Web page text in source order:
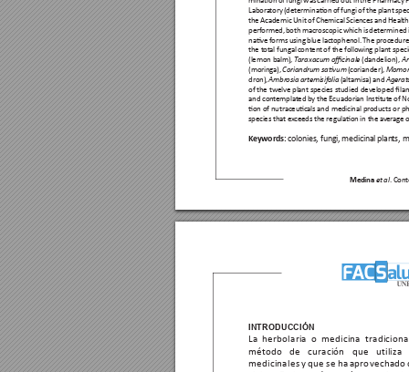
Medina et al.
Laboratory (determinaon of fungi of the plant
the Academic Unit of Chemical Sciences and
performed, both macroscopic which is determined
nave forms using blue lactophenol. The
the total fungal content of the following plant
(lemon balm), Taraxacum ocinale (dandelion),
(moringa), Coriandrum savum (coriander),
dron), Ambrosia artemisifolia (altamisa) and
of the twelve plant species studied developed
and contemplated by the Ecuadorian Instute of
on of nutraceucals and medicinal products or
species that exceeds the regulaon in the average
Keywords: colonies, fungi, medicinal plants,
INTRODUCCIÓN
La herbolaria o medicina
método de curación que
utiliza
medicinales y que se ha aprovechado